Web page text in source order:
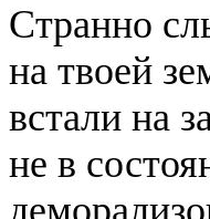
Странно
на твоей
встали на
не в